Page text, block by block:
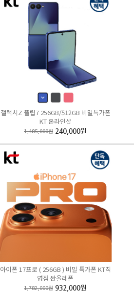
1,287,000원
4
갤럭시Z 플립7 256GB/512GB 비밀특가폰
KT 온라인샵
1,485,000원 240,000원
아이폰 17프로 ( 256GB ) 비밀 특가폰 KT직
영점 싼올레폰
1,782,000원 932,000원